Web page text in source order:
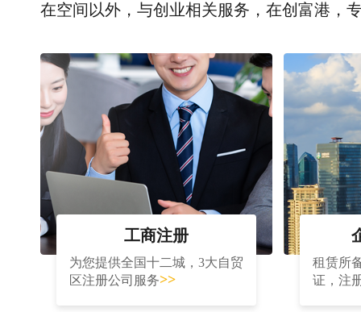
在空间以外，与创业相关服务，在创富港，
工商注册
为您提供全国十二城，3大自贸
区注册公司服务>>
租赁所
证，注